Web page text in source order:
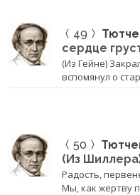
49
сердце
(Из Гейне)
вспомянул о
50
(Из
Радость,
Мы, как жертву